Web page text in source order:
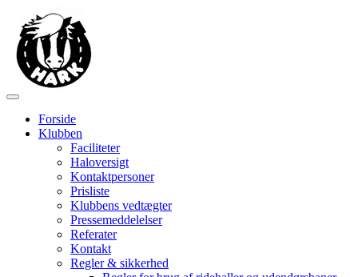
Forside
Klubben
Faciliteter
Haloversigt
Kontaktpersoner
Prisliste
Klubbens vedtægter
Pressemeddelelser
Referater
Kontakt
Regler & sikkerhed